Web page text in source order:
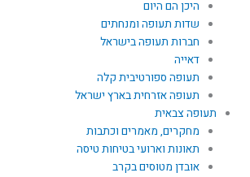
היכן הם היום
שדות תעופה ומנחתים
חברות תעופה בישראל
דאייה
תעופה ספורטיבית קלה
תעופה אזרחית בארץ ישראל
תעופה צבאית
מחקרים, מאמרים וכתבות
תאונות וארועי בטיחות טיסה
אובדן מטוסים בקרב